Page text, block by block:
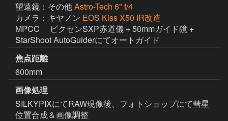
望遠鏡：その他Astro-Tech 6" f/4
カメラ：キヤノン EOS Kiss X50 IR改造
MPCC　 ビクセンSXP赤道儀 + 50mmガイド鏡 +
StarShoot AutoGuiderにてオートガイド
焦点距離
600mm
画像処理
SILKYPIXにてRAW現像後、フォトショップにて彗星
位置合成＆画像調整